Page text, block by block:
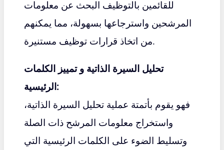
للقائمين بالتوظيف البحث عن معلومات
المرشحين واسترجاعها بسهولة، مما يمكنهم
من اتخاذ قرارات توظيف مستنيرة.
تحليل السيرة الذاتية و تمييز الكلمات
الرئيسية:
فهو يقوم بأتمتة عملية تحليل السيرة الذاتية،
واستخراج معلومات المرشح ذات الصلة
وتسليط الضوء على الكلمات الرئيسية التي